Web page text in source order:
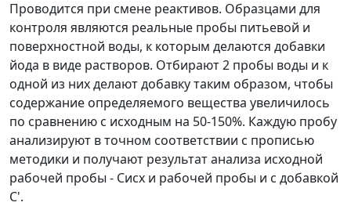
Проводится при смене реактивов. Образцами для
контроля являются реальные пробы питьевой и
поверхностной воды, к которым делаются добавки
йода в виде растворов. Отбирают 2 пробы воды и к
одной из них делают добавку таким образом, чтобы
содержание определяемого вещества увеличилось
по сравнению с исходным на 50-150%. Каждую пробу
анализируют в точном соответствии с прописью
методики и получают результат анализа исходной
рабочей пробы - Сисх и рабочей пробы и с добавкой
С'.